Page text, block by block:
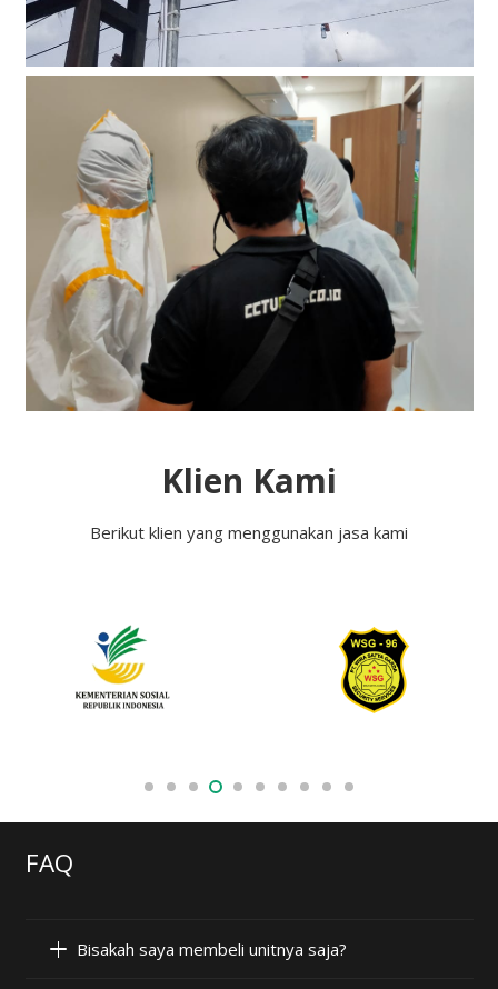
Klien Kami
Berikut klien yang menggunakan jasa kami
FAQ
Bisakah saya membeli unitnya saja?